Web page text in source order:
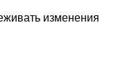
изменения